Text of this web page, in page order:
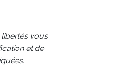
vous
et de